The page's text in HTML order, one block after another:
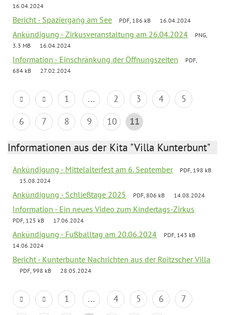
16.04.2024
Bericht - Spaziergang am See PDF, 186 kB 16.04.2024
Ankündigung - Zirkusveranstaltung am 26.04.2024
PNG,
3.3 MB
16.04.2024
Information - Einschränkung der Öffnungszeiten
PDF,
684 kB
27.02.2024
1 ... 2 3 4
5
6
7 8 9 10 11
Informationen aus der Kita "Villa Kunterbunt"
Ankündigung - Mittelalterfest am 6. September
PDF, 198 kB
15.08.2024
Ankündigung - Schließtage 2025 PDF, 806 kB 14.08.2024
Information - Ein neues Video zum Kindertags-Zirkus
PDF, 125 kB 17.06.2024
Ankündigung - Fußballtag am 20.06.2024
PDF, 143 kB
14.06.2024
Bericht - Kunterbunte Nachrichten aus der Roitzscher Villa
PDF, 998 kB 28.05.2024
1 ... 4 5 6
7